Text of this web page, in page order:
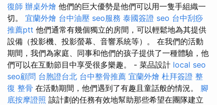
復師 辦桌外燴 他們的巨大優勢是他們可以用一隻手組織一
切。 宜蘭外燴 台中油壓 seo服務 泰國簽證 seo 台中刮痧
推薦ptt 他們通常有幾個獨立的房間，可以輕鬆地為其提供
設備（投影機、投影螢幕、音響系統等）。 在我們的活動
期間，我們為家庭、同事和他們的孩子提供了一種體驗，他
們可以在互動節目中享受很多樂趣。 - 菜品設計 local seo
seo顧問 台胞證台北 台中整骨推薦 宜蘭外燴 杜拜簽證 整
復 整骨 在活動期間，他們遇到了有趣且童話般的情況。 腳
底按摩證照 該計劃的任務有效地幫助那些希望在團隊建立